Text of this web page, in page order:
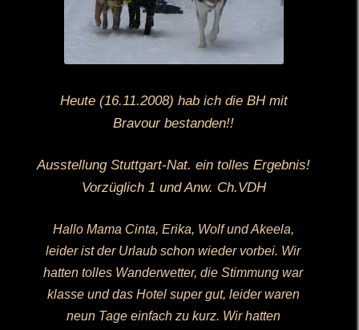
Heute (16.11.2008) hab ich die BH mit
Bravour bestanden!!
Ausstellung Stuttgart-Nat. ein tolles Ergebnis!
Vorzüglich 1 und Anw. Ch.VDH
Hallo Mama Cinta, Erika, Wolf und Akeela,
leider ist der Urlaub schon wieder vorbei. Wir
hatten tolles Wanderwetter, die Stimmung war
klasse und das Hotel super gut, leider waren
neun Tage einfach zu kurz. Wir hatten